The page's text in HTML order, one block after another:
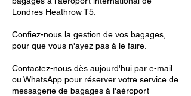
Londres Heathrow T5.
Confiez-nous la gestion de vos bagages,
pour que vous n'ayez pas à le faire.
Contactez-nous dès aujourd'hui par e-mail
ou WhatsApp pour réserver votre service de
messagerie de bagages à l'aéroport